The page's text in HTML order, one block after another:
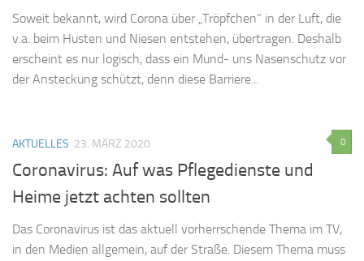
Soweit bekannt, wird Corona über „Tröpfchen“ in der Luft, die
v.a. beim Husten und Niesen entstehen, übertragen. Deshalb
erscheint es nur logisch, dass ein Mund- uns Nasenschutz vor
der Ansteckung schützt, denn diese Barriere...
0
AKTUELLES 23. MÄRZ 2020
Coronavirus: Auf was Pflegedienste und
Heime jetzt achten sollten
Das Coronavirus ist das aktuell vorherrschende Thema im TV,
in den Medien allgemein, auf der Straße. Diesem Thema muss